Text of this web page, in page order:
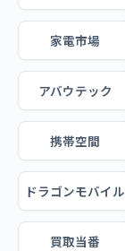
家電市場
アバウテック
携帯空間
ドラゴンモバイル
買取当番